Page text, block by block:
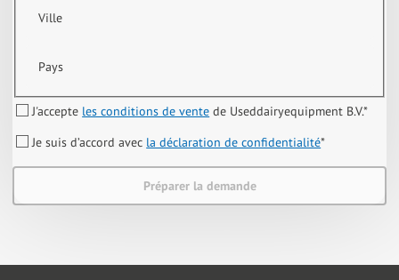
Ville
Pays
J'accepte les conditions de vente de Useddairyequipment B.V.*
Je suis d’accord avec la déclaration de confidentialité*
Préparer la demande